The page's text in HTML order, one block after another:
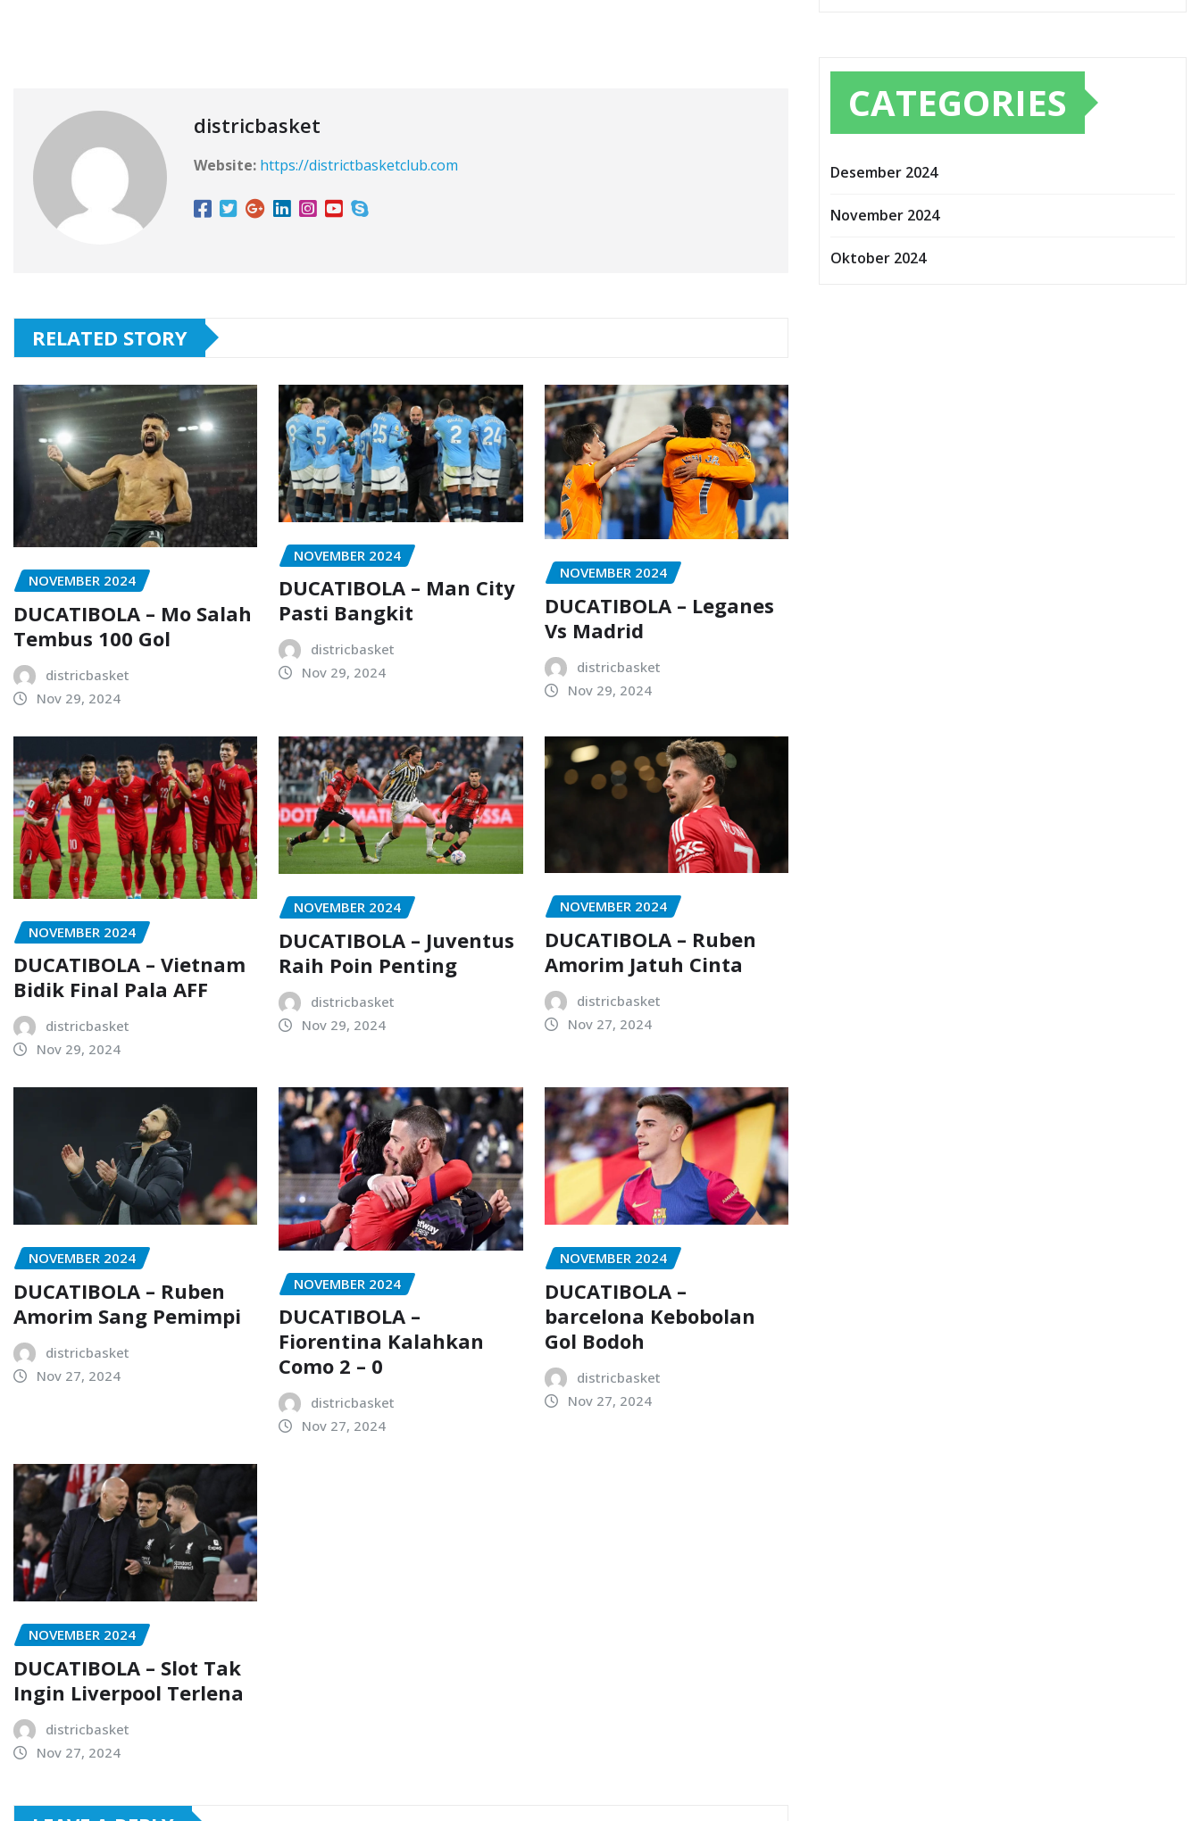
districbasket
Website: https://districtbasketclub.com
RELATED STORY
NOVEMBER 2024
DUCATIBOLA – Mo Salah
Tembus 100 Gol
districbasket
Nov 29, 2024
NOVEMBER 2024
DUCATIBOLA – Man City
Pasti Bangkit
districbasket
Nov 29, 2024
NOVEMBER 2024
DUCATIBOLA – Leganes
Vs Madrid
districbasket
Nov 29, 2024
NOVEMBER 2024
DUCATIBOLA – Vietnam
Bidik Final Pala AFF
districbasket
Nov 29, 2024
NOVEMBER 2024
DUCATIBOLA – Juventus
Raih Poin Penting
districbasket
Nov 29, 2024
NOVEMBER 2024
DUCATIBOLA – Ruben
Amorim Jatuh Cinta
districbasket
Nov 27, 2024
NOVEMBER 2024
DUCATIBOLA – Ruben
Amorim Sang Pemimpi
districbasket
Nov 27, 2024
NOVEMBER 2024
DUCATIBOLA –
Fiorentina Kalahkan
Como 2 – 0
districbasket
Nov 27, 2024
NOVEMBER 2024
DUCATIBOLA –
barcelona Kebobolan
Gol Bodoh
districbasket
Nov 27, 2024
NOVEMBER 2024
DUCATIBOLA – Slot Tak
Ingin Liverpool Terlena
districbasket
Nov 27, 2024
CATEGORIES
Desember 2024
November 2024
Oktober 2024